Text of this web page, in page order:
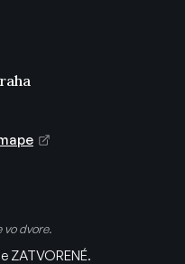
vo dvore.
ZATVORENÉ.